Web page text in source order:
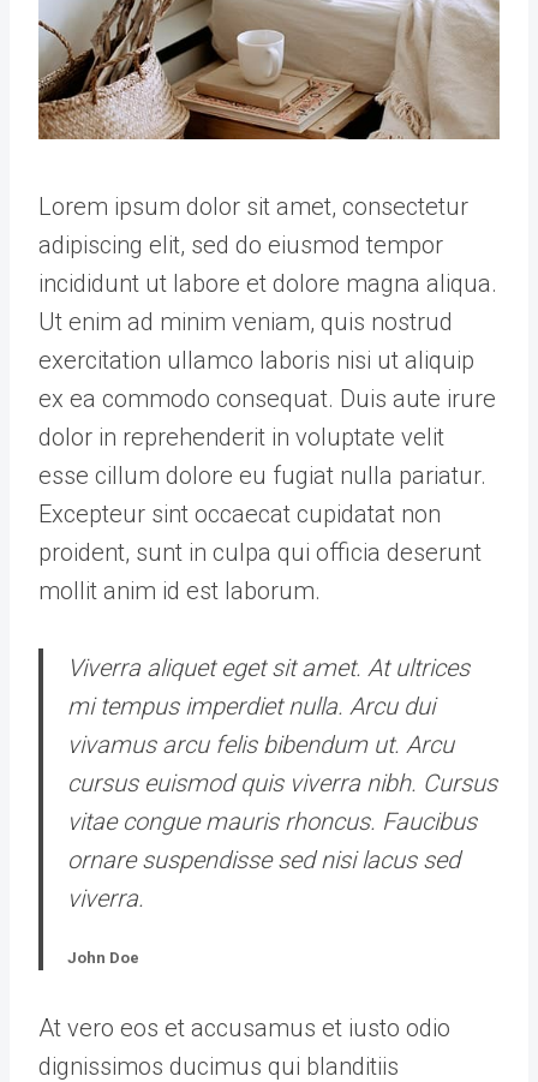
Lorem ipsum dolor sit amet, consectetur
adipiscing elit, sed do eiusmod tempor
incididunt ut labore et dolore magna aliqua.
Ut enim ad minim veniam, quis nostrud
exercitation ullamco laboris nisi ut aliquip
ex ea commodo consequat. Duis aute irure
dolor in reprehenderit in voluptate velit
esse cillum dolore eu fugiat nulla pariatur.
Excepteur sint occaecat cupidatat non
proident, sunt in culpa qui officia deserunt
mollit anim id est laborum.
Viverra aliquet eget sit amet. At ultrices
mi tempus imperdiet nulla. Arcu dui
vivamus arcu felis bibendum ut. Arcu
cursus euismod quis viverra nibh. Cursus
vitae congue mauris rhoncus. Faucibus
ornare suspendisse sed nisi lacus sed
viverra.
John Doe
At vero eos et accusamus et iusto odio
dignissimos ducimus qui blanditiis